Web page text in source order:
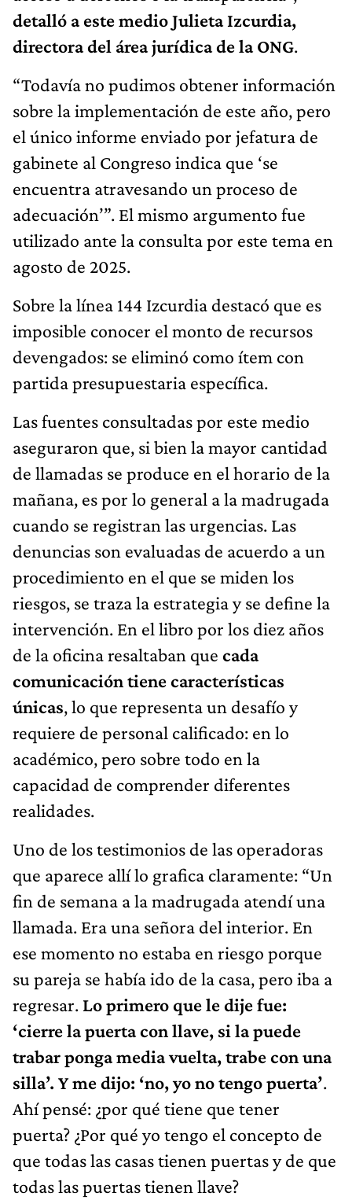
detalló a este medio Julieta Izcurdia,
directora del área jurídica de la ONG.
“Todavía no pudimos obtener información
sobre la implementación de este año, pero
el único informe enviado por jefatura de
gabinete al Congreso indica que ‘se
encuentra atravesando un proceso de
adecuación’”. El mismo argumento fue
utilizado ante la consulta por este tema en
agosto de 2025.
Sobre la línea 144 Izcurdia destacó que es
imposible conocer el monto de recursos
devengados: se eliminó como ítem con
partida presupuestaria específica.
Las fuentes consultadas por este medio
aseguraron que, si bien la mayor cantidad
de llamadas se produce en el horario de la
mañana, es por lo general a la madrugada
cuando se registran las urgencias. Las
denuncias son evaluadas de acuerdo a un
procedimiento en el que se miden los
riesgos, se traza la estrategia y se define la
intervención. En el libro por los diez años
de la oficina resaltaban que cada
comunicación tiene características
únicas, lo que representa un desafío y
requiere de personal calificado: en lo
académico, pero sobre todo en la
capacidad de comprender diferentes
realidades.
Uno de los testimonios de las operadoras
que aparece allí lo grafica claramente: “Un
fin de semana a la madrugada atendí una
llamada. Era una señora del interior. En
ese momento no estaba en riesgo porque
su pareja se había ido de la casa, pero iba a
regresar. Lo primero que le dije fue:
‘cierre la puerta con llave, si la puede
trabar ponga media vuelta, trabe con una
silla’. Y me dijo: ‘no, yo no tengo puerta’.
Ahí pensé: ¿por qué tiene que tener
puerta? ¿Por qué yo tengo el concepto de
que todas las casas tienen puertas y de que
todas las puertas tienen llave?